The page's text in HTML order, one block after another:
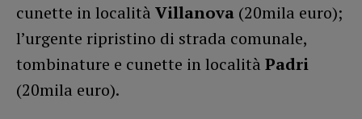
cunette in località Villanova (20mila euro);
l’urgente ripristino di strada comunale,
tombinature e cunette in località Padri
(20mila euro).